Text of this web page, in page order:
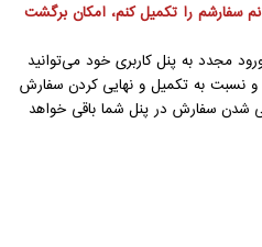
سفارشم را تکمیل کنم، امکان برگشت
مجدد به پنل کاربری خود‌‌ می‌توانید
و نسبت به تکمیل و نهایی کردن سفارش
شدن سفارش در پنل شما باقی خواهد